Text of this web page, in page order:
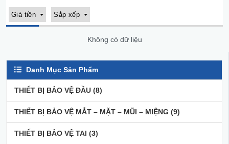
Danh Mục Sản Phẩm
THIẾT BỊ BẢO VỆ ĐẦU (8)
THIẾT BỊ BẢO VỆ MẮT – MẶT – MŨI – MIỆNG (9)
THIẾT BỊ BẢO VỆ TAI (3)
Giá tiền Sắp xếp
Không có dữ liệu